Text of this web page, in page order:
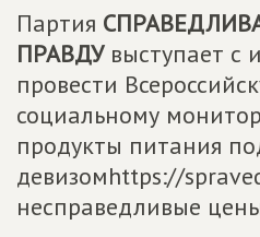
Партия
ПРАВДУвыступает с
провести
социальному
продукты питания
девизомhttps://
несправедливые